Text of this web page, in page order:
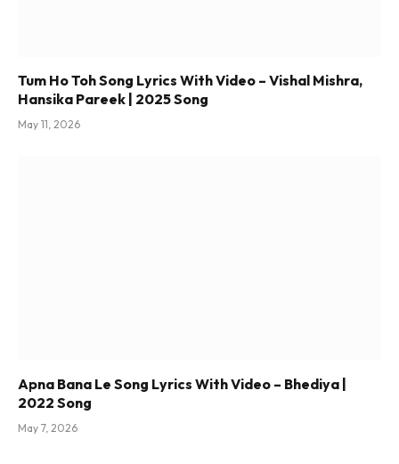
Tum Ho Toh Song Lyrics With Video – Vishal Mishra,
Hansika Pareek | 2025 Song
May 11, 2026
Apna Bana Le Song Lyrics With Video – Bhediya |
2022 Song
May 7, 2026